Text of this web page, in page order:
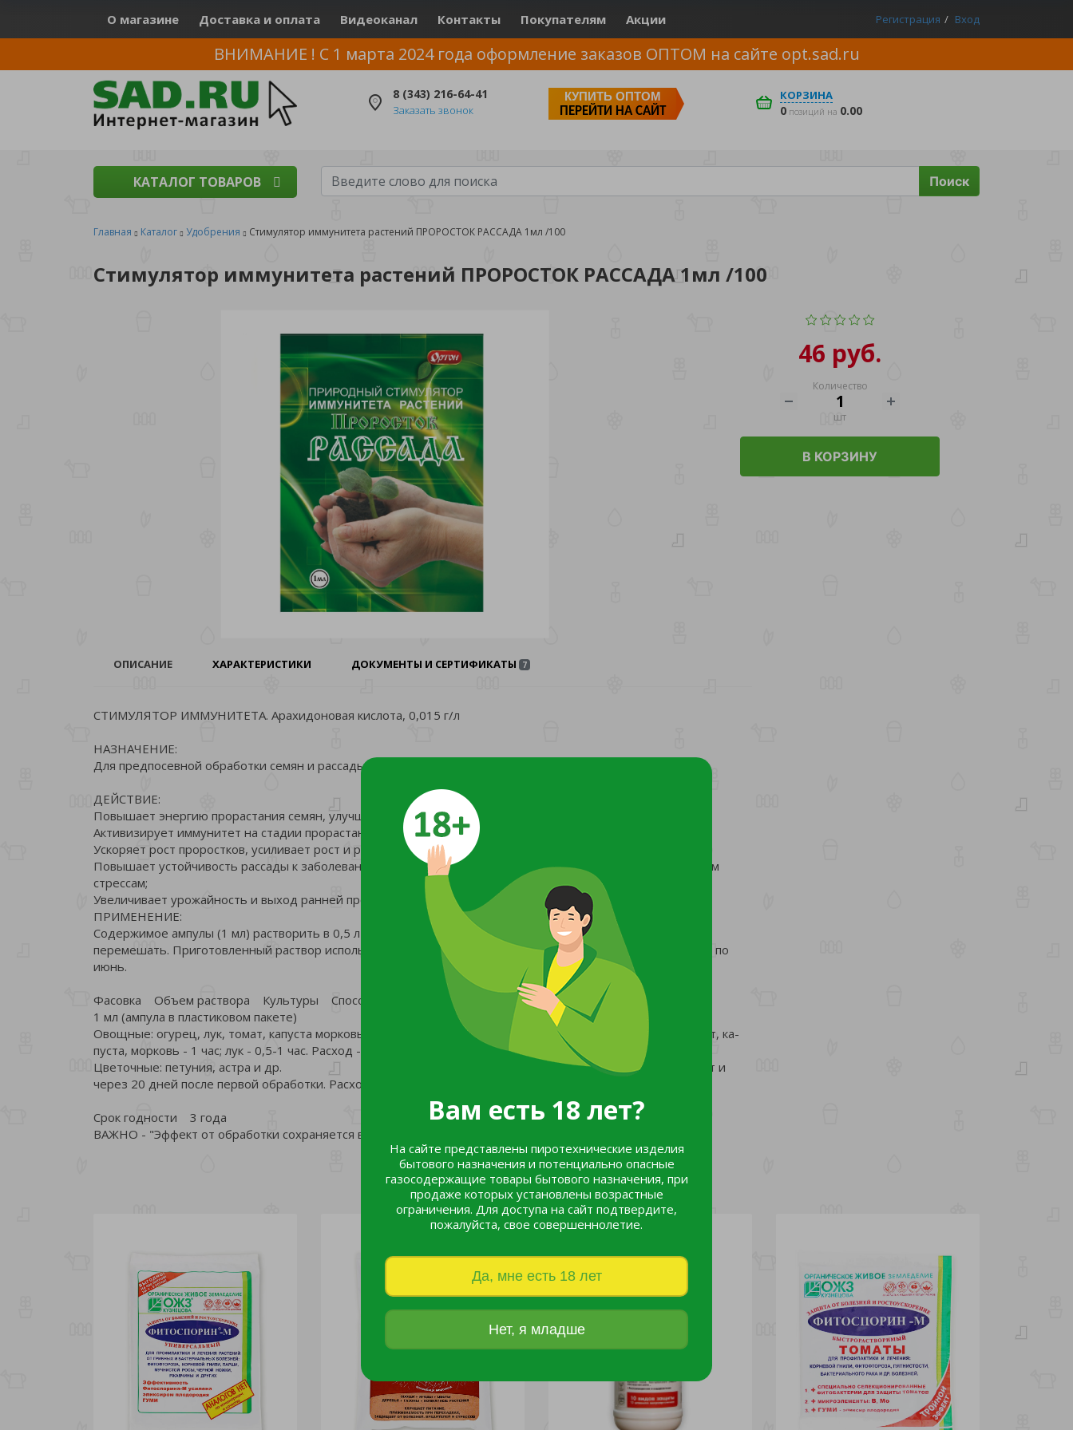
Вам есть 18 лет?
На сайте представлены пиротехнические изделия
бытового назначения и потенциально опасные
газосодержащие товары бытового назначения, при
продаже которых установлены возрастные
ограничения. Для доступа на сайт подтвердите,
пожалуйста, свое совершеннолетие.
Да, мне есть 18 лет
Нет, я младше
О магазине Доставка и оплата Видеоканал Контакты Покупателям Акции Регистрация Вход
ВНИМАНИЕ ! С 1 марта 2024 года оформление заказов ОПТОМ на сайте opt.sad.ru
8 (343) 216-64-41
Заказать звонок
КУПИТЬ ОПТОМ
ПЕРЕЙТИ НА САЙТ
КОРЗИНА
0 позиций на 0.00
КАТАЛОГ ТОВАРОВ Поиск
Главная Каталог Удобрения Стимулятор иммунитета растений ПРОРОСТОК РАССАДА 1мл /100
Стимулятор иммунитета растений ПРОРОСТОК РАССАДА 1мл /100
46 руб.
Количество
шт
В КОРЗИНУ
ОПИСАНИЕ ХАРАКТЕРИСТИКИ ДОКУМЕНТЫ И СЕРТИФИКАТЫ 7
СТИМУЛЯТОР ИММУНИТЕТА. Арахидоновая кислота, 0,015 г/л
НАЗНАЧЕНИЕ:
Для предпосевной обработки семян и рассады овощных и цветочных культур.
ДЕЙСТВИЕ:
Повышает энергию прорастания семян, улучшает их всхожесть;
Активизирует иммунитет на стадии прорастания семян;
Ускоряет рост проростков, усиливает рост и развитие рас- сады;
Повышает устойчивость рассады к заболеваниям, резким сменам температуры, недостатку влаги и другим
стрессам;
Увеличивает урожайность и выход ранней продукции.
ПРИМЕНЕНИЕ:
Содержимое ампулы (1 мл) растворить в 0,5 л чистой воды (или 10 капель/100 мл воды) и тщательно
перемешать. Приготовленный раствор использовать в течении 1-1,5 часов! Период применения с января по
июнь.
Фасовка Объем раствора Культуры Способ обработки
1 мл (ампула в пластиковом пакете)
Овощные: огурец, лук, томат, капуста морковь, перец и др. Замачивание семян: огурец - 30-40 мин.; томат, ка-
пуста, морковь - 1 час; лук - 0,5-1 час. Расход - 2 мл/г.
Цветочные: петуния, астра и др. Опрыскивание рассады: перед высадкой в грунт и
через 20 дней после первой обработки. Расход рабо- чего раствора - 0,3 л/10 м2.
Срок годности 3 года
ВАЖНО - "Эффект от обработки сохраняется в течение месяца"